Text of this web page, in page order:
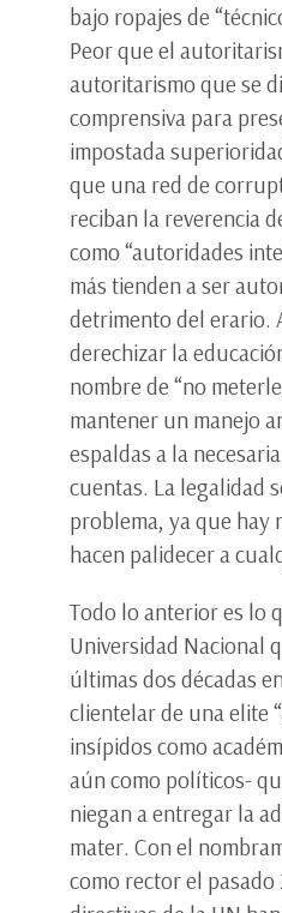
bajo ropajes de
Peor que el
autoritarismo que se
comprensiva para
impostada
que una red de
reciban la reverencia
como “autoridades
más tienden a ser
detrimento del erario.
derechizar la
nombre de “no
mantener un manejo
espaldas a la
cuentas. La legalidad
problema, ya que hay
hacen palidecer a
Todo lo anterior es lo
Universidad Nacional
últimas dos décadas
clientelar de una elite
insípidos como
aún como políticos-
niegan a entregar la
mater. Con el
como rector el pasado